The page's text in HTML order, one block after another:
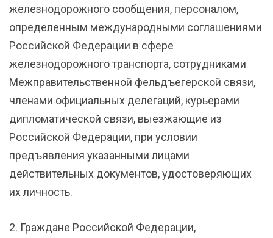
железнодорожного сообщения, персоналом,
определенным международными соглашениями
Российской Федерации в сфере
железнодорожного транспорта, сотрудниками
Межправительственной фельдъегерской связи,
членами официальных делегаций, курьерами
дипломатической связи, выезжающие из
Российской Федерации, при условии
предъявления указанными лицами
действительных документов, удостоверяющих
их личность.
2. Граждане Российской Федерации,